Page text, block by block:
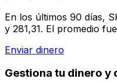
En los últimos 90 días,
y 281,31. El promedio
Enviar dinero
Gestiona tu dinero y